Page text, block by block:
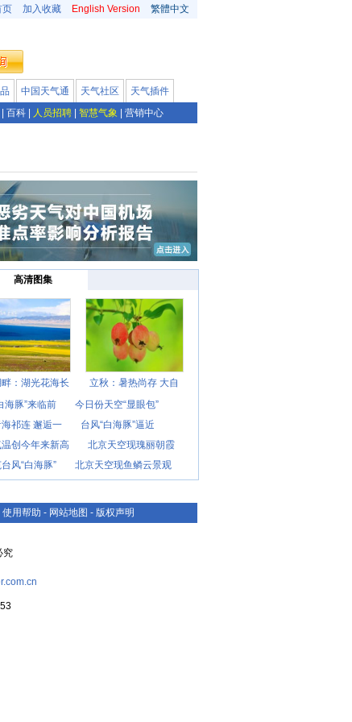
页 加入收藏 English Version 繁體中文
中国天气通 天气社区
天气插件
百科 人员招聘 智慧气象 营销中心
高清图集
：湖光花海长
立秋：暑热尚存 大自
海豚”来临前
今日份天空“显眼包”
祁连 邂逅一
台风“白海豚”逼近
创今年来新高
北京天空现瑰丽朝霞
风“白海豚”
北京天空现鱼鳞云景观
使用帮助 - 网站地图 - 版权声明
究